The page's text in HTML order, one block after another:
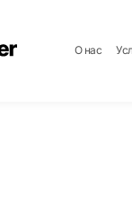
О нас